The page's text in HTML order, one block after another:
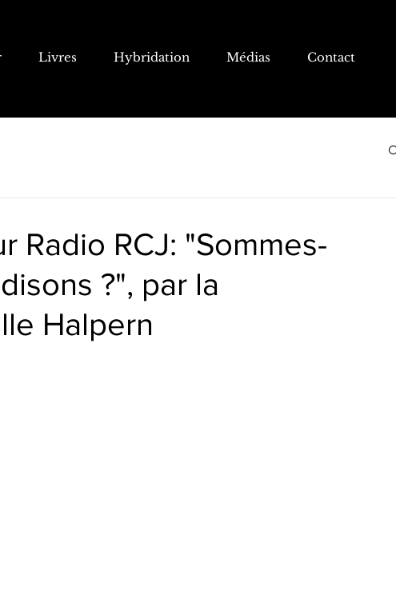
Livres Hybridation Médias Contact
Radio RCJ: "Sommes-
?", par la
Halpern